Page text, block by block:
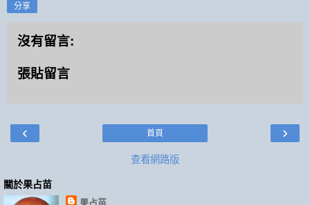
分享
沒有留言:
張貼留言
‹ ›
首頁
查看網路版
關於果占苗
果占苗